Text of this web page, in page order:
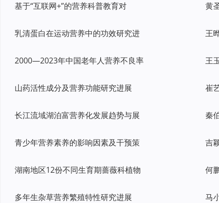
基于“互联网+”的营养科普教育对
乳清蛋白在运动营养中的功效研究进
2000—2023年中国老年人营养不良率
山药活性成分及营养功能研究进展
长江流域湖泊富营养化发展趋势与展
青少年营养素养的影响因素及干预策
湖南地区12份不同生育期蔷薇科植物
多年生杂草营养繁殖特性研究进展